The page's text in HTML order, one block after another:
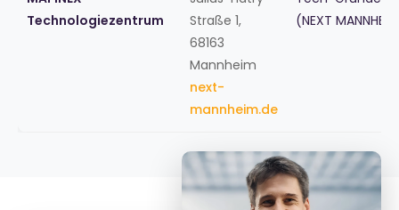
Technologiezentrum
Straße 1,
68163
Mannheim
next-
mannheim.de
(NEXT